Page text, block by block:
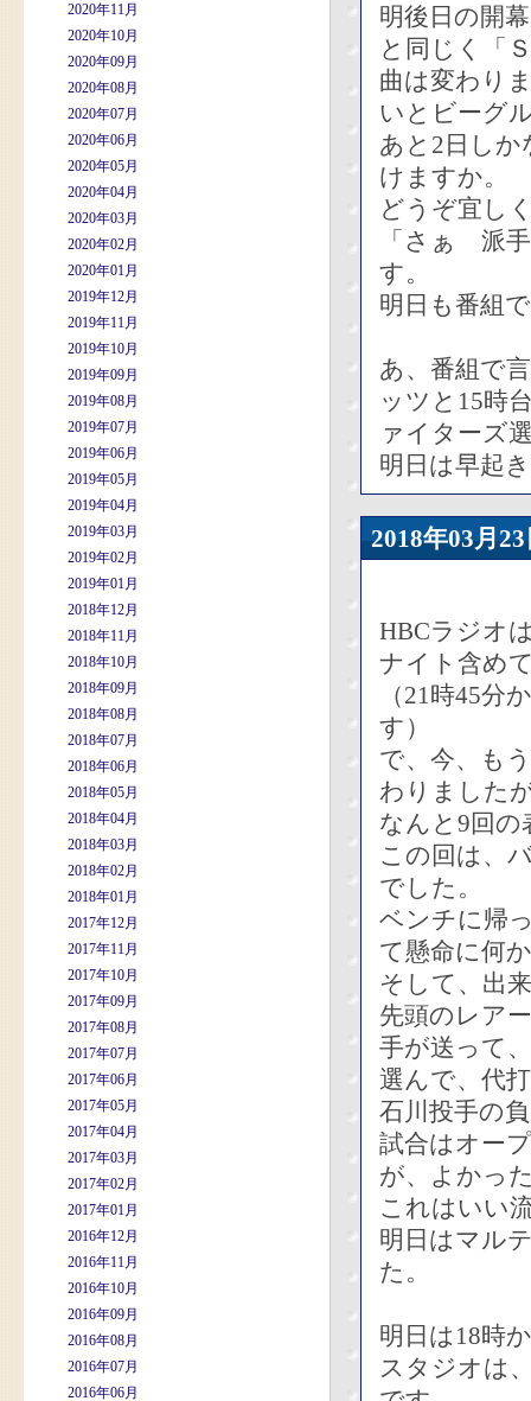
2020年11月
2020年10月
2020年09月
2020年08月
2020年07月
2020年06月
2020年05月
2020年04月
2020年03月
2020年02月
2020年01月
2019年12月
2019年11月
2019年10月
2019年09月
2019年08月
2019年07月
2019年06月
2019年05月
2019年04月
2019年03月
2019年02月
2019年01月
2018年12月
2018年11月
2018年10月
2018年09月
2018年08月
2018年07月
2018年06月
2018年05月
2018年04月
2018年03月
2018年02月
2018年01月
2017年12月
2017年11月
2017年10月
2017年09月
2017年08月
2017年07月
2017年06月
2017年05月
2017年04月
2017年03月
2017年02月
2017年01月
2016年12月
2016年11月
2016年10月
2016年09月
2016年08月
2016年07月
2016年06月
明後日の開
と同じく「
曲は変わり
いとビーグ
あと2日し
けますか。
どうぞ宜し
「さぁ 派
す。
明日も番組
あ、番組で
ッツと15時
ァイターズ
明日は早起
2018年03
HBCラジオ
ナイト含め
（21時45
す）
で、今、も
わりました
なんと9回の
この回は、
でした。
ベンチに帰
て懸命に何
そして、出
先頭のレア
手が送って
選んで、代
石川投手の
試合はオー
が、よかっ
これはいい
明日はマル
た。
明日は18時
スタジオは